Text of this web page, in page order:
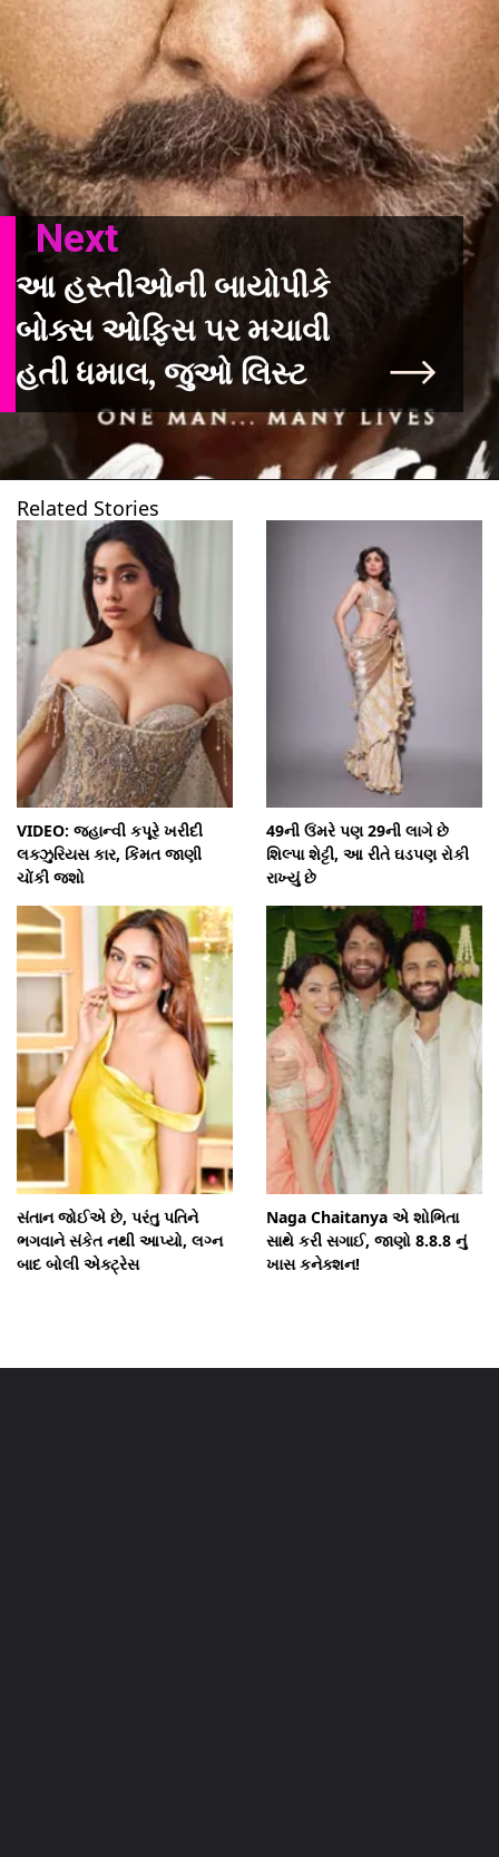
આ હસ્તીઓની બાયોપીકે
બોક્સ ઓફિસ પર મચાવી
હતી ધમાલ, જુઓ લિસ્ટ
Next
Related Stories
VIDEO: જ્હાન્વી કપૂરે ખરીદી
લક્ઝુરિયસ કાર, કિંમત જાણી
ચોંકી જશો
49ની ઉંમરે પણ 29ની લાગે છે
શિલ્પા શેટ્ટી, આ રીતે ઘડપણ રોકી
રાખ્યું છે
સંતાન જોઈએ છે, પરંતુ પતિને
ભગવાને સંકેત નથી આપ્યો, લગ્ન
બાદ બોલી એક્ટ્રેસ
Naga Chaitanya એ શોભિતા
સાથે કરી સગાઈ, જાણો 8.8.8 નું
ખાસ કનેક્શન!